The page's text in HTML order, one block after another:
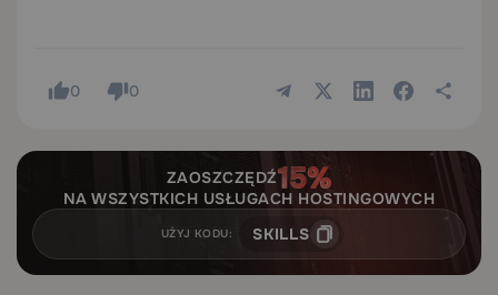
0 0
ZAOSZCZĘDŹ
NA WSZYSTKICH USŁUGACH HOSTINGOWYCH
UŻYJ KODU: SKILLS